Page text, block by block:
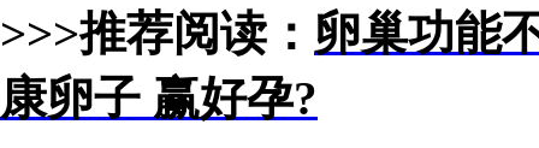
>>>推荐阅读： 卵巢功能
康卵子 赢好孕?